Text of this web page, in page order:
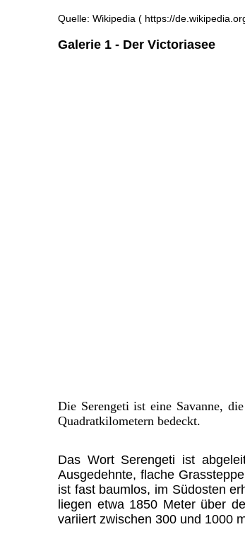
Quelle: Wikipedia ( https://
Galerie 1 - Der Victoriasee
Die Serengeti ist eine Savanne,
Quadratkilometern bedeckt.
Das Wort Serengeti ist
Ausgedehnte, flache
ist fast baumlos, im Südosten
liegen etwa 1850 Meter über
variiert zwischen 300 und 1000